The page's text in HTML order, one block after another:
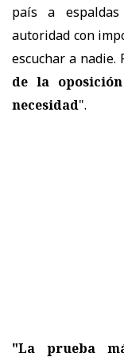
país a
autoridad con
escuchar a
de la
necesidad".
"La prueba